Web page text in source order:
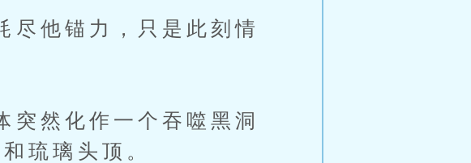
他锚力，只是此刻情
然化作一个吞噬黑洞
琉璃头顶。